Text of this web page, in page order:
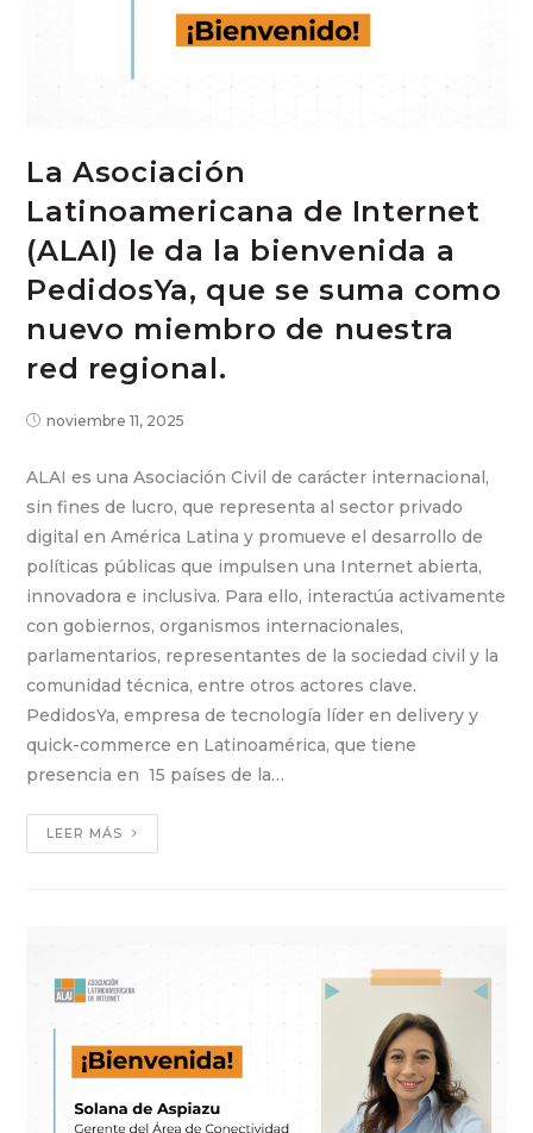
La Asociación
Latinoamericana de Internet
(ALAI) le da la bienvenida a
PedidosYa, que se suma como
nuevo miembro de nuestra
red regional.
noviembre 11, 2025
ALAI es una Asociación Civil de carácter internacional,
sin fines de lucro, que representa al sector privado
digital en América Latina y promueve el desarrollo de
políticas públicas que impulsen una Internet abierta,
innovadora e inclusiva. Para ello, interactúa activamente
con gobiernos, organismos internacionales,
parlamentarios, representantes de la sociedad civil y la
comunidad técnica, entre otros actores clave.
PedidosYa, empresa de tecnología líder en delivery y
quick-commerce en Latinoamérica, que tiene
presencia en 15 países de la…
LEER MÁS